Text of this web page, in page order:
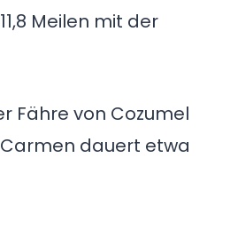
Meilen mit der
Fähre von Cozumel
dauert etwa